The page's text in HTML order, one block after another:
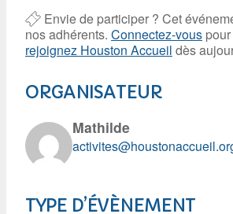
Envie de participer ? Cet
nos adhérents. Connectez-vous
rejoignez Houston Accueil dès
ORGANISATEUR
Mathilde
TYPE D’ÉVÈNEMENT